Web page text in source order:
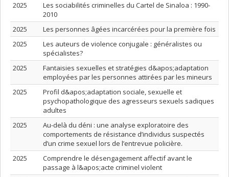
2025
Les sociabilités criminelles du Cartel de Sinaloa : 1990-
2010
2025
Les personnes âgées incarcérées pour la première fois
2025
Les auteurs de violence conjugale : généralistes ou
spécialistes?
2025
Fantaisies sexuelles et stratégies d&apos;adaptation
employées par les personnes attirées par les mineurs
2025
Profil d&apos;adaptation sociale, sexuelle et
psychopathologique des agresseurs sexuels sadiques
adultes
2025
Au-delà du déni : une analyse exploratoire des
comportements de résistance d’individus suspectés
d’un crime sexuel lors de l’entrevue policière.
2025
Comprendre le désengagement affectif avant le
passage à l&apos;acte criminel violent